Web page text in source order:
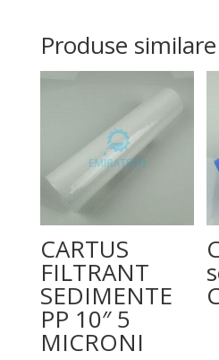
Produse similare
CARTUS
FILTRANT
SEDIMENTE
PP 10″ 5
MICRONI